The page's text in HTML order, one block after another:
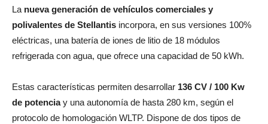
La nueva generación de vehículos comerciales y
polivalentes de Stellantis incorpora, en sus versiones 100%
eléctricas, una batería de iones de litio de 18 módulos
refrigerada con agua, que ofrece una capacidad de 50 kWh.
Estas características permiten desarrollar 136 CV / 100 Kw
de potenciay una autonomía de hasta 280 km, según el
protocolo de homologación WLTP. Dispone de dos tipos de